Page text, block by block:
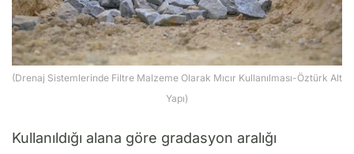
(Drenaj Sistemlerinde Filtre Malzeme Olarak Mıcır Kullanılması-Öztürk Alt
Yapı)
Kullanıldığı alana göre gradasyon aralığı